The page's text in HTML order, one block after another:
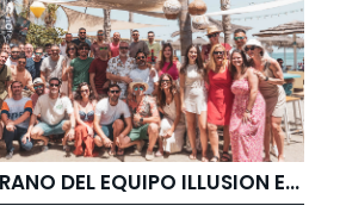
JORNADA DE VERANO DEL EQUIPO ILLUSION EN CHIRINGUITO GUAYABA